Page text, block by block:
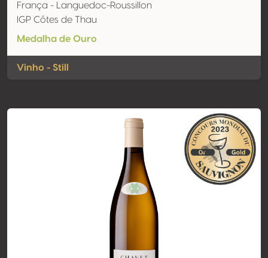
França - Languedoc-Roussillon
IGP Côtes de Thau
Medalha de Ouro
Vinho - Still